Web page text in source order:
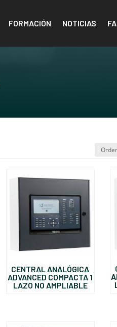
FORMACIÓN NOTICIAS
CENTRAL ANALÓGICA
ADVANCED COMPACTA 1
LAZO NO AMPLIABLE